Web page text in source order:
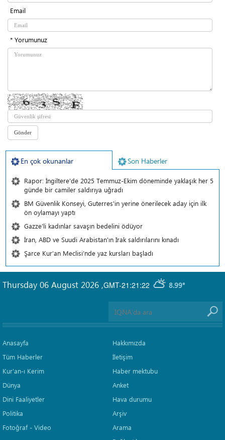
Email
* Yorumunuz
En çok okunanlar Son Haberler
Rapor: İngiltere'de 2025 Temmuz-Ekim döneminde yaklaşık her 5
günde bir camiler saldırıya uğradı
BM Güvenlik Konseyi, Guterres'in yerine önerilecek aday için ilk
ön oylamayı yaptı
Gazze'li kadınlar savaşın bedelini ödüyor
İran, ABD ve Suudi Arabistan'ın Irak saldırılarını kınadı
Şarce Kur’an Meclisi’nde yaz kursları başladı
GMT-21:21:22 8.99°
Thursday 06 August 2026 ,
Anasayfa
Tüm Haberler
Kur'an-ı Kerim
Dünya
Dini Faaliyetler
Politika
Fotoğraf - Video
Hakkımızda
İletişim
Haber mektubu
Anket
Hava durumu
Arşiv
Arama